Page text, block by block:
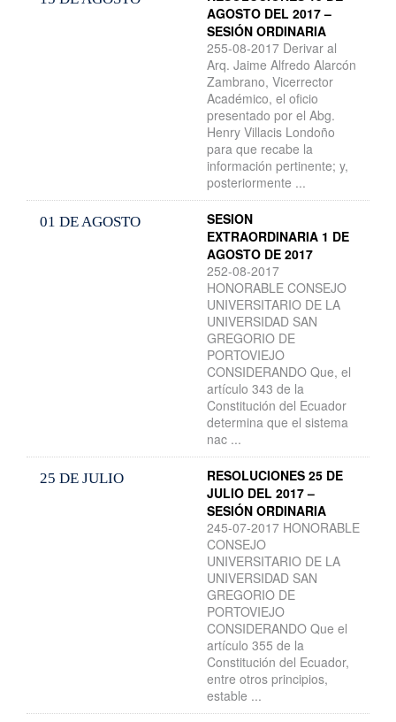
AGOSTO DEL 2017 –
SESIÓN ORDINARIA
255-08-2017 Derivar al
Arq. Jaime Alfredo Alarcón
Zambrano, Vicerrector
Académico, el oficio
presentado por el Abg.
Henry Villacis Londoño
para que recabe la
información pertinente; y,
posteriormente ...
01 DE AGOSTO
SESION
EXTRAORDINARIA 1 DE
AGOSTO DE 2017
252-08-2017
HONORABLE CONSEJO
UNIVERSITARIO DE LA
UNIVERSIDAD SAN
GREGORIO DE
PORTOVIEJO
CONSIDERANDO Que, el
artículo 343 de la
Constitución del Ecuador
determina que el sistema
nac ...
25 DE JULIO
RESOLUCIONES 25 DE
JULIO DEL 2017 –
SESIÓN ORDINARIA
245-07-2017 HONORABLE
CONSEJO
UNIVERSITARIO DE LA
UNIVERSIDAD SAN
GREGORIO DE
PORTOVIEJO
CONSIDERANDO Que el
artículo 355 de la
Constitución del Ecuador,
entre otros principios,
estable ...